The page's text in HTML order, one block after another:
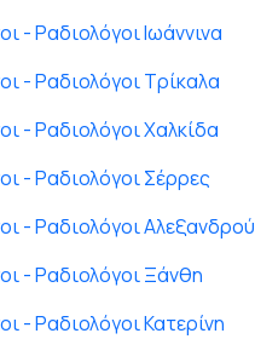
- Ραδιολόγοι Ιωάννινα
- Ραδιολόγοι Τρίκαλα
- Ραδιολόγοι Χαλκίδα
- Ραδιολόγοι Σέρρες
- Ραδιολόγοι
- Ραδιολόγοι Ξάνθη
- Ραδιολόγοι Κατερίνη